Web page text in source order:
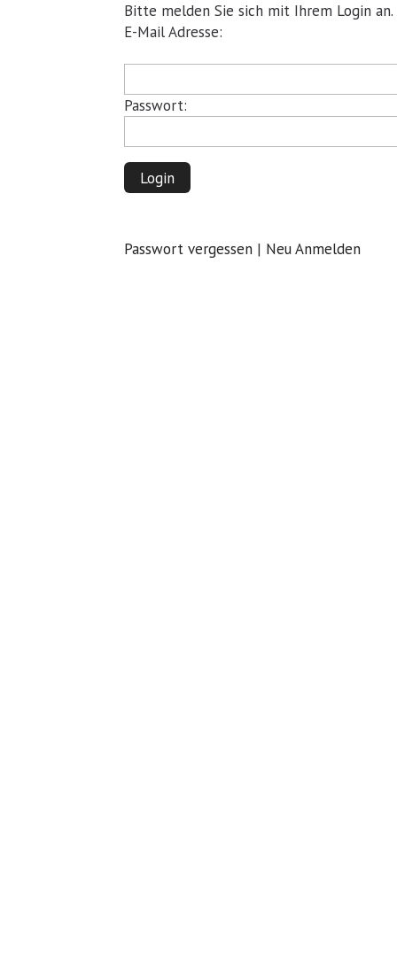
Bitte melden Sie sich mit Ihrem Login an.
Pflichtfeld
E-Mail Adresse:
Pflichtfeld
Passwort:
Login
Passwort vergessen | Neu Anmelden